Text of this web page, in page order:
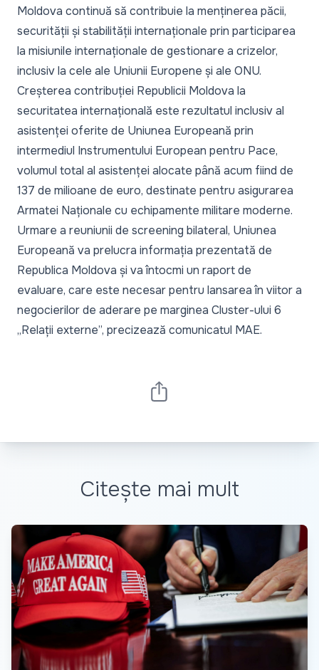
Moldova continuă să contribuie la menținerea păcii,
securității și stabilității internaționale prin participarea
la misiunile internaționale de gestionare a crizelor,
inclusiv la cele ale Uniunii Europene și ale ONU.
Creșterea contribuției Republicii Moldova la
securitatea internațională este rezultatul inclusiv al
asistenței oferite de Uniunea Europeană prin
intermediul Instrumentului European pentru Pace,
volumul total al asistenței alocate până acum fiind de
137 de milioane de euro, destinate pentru asigurarea
Armatei Naționale cu echipamente militare moderne.
Urmare a reuniunii de screening bilateral, Uniunea
Europeană va prelucra informația prezentată de
Republica Moldova și va întocmi un raport de
evaluare, care este necesar pentru lansarea în viitor a
negocierilor de aderare pe marginea Cluster-ului 6
„Relații externe”, precizează comunicatul MAE.
Citește mai mult